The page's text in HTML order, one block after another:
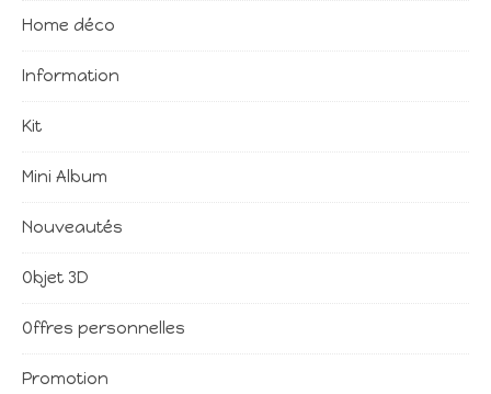
Home déco
Information
Kit
Mini Album
Nouveautés
Objet 3D
Offres personnelles
Promotion